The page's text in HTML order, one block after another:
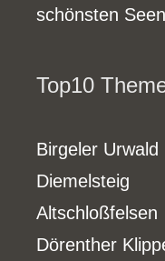
schönsten
Top10
Birgeler Urwald
Diemelsteig
Altschloßfelsen
Dörenther